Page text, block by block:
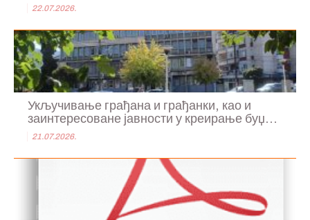
22.07.2026.
Укључивање грађана и грађанки, као и
заинтересоване јавности у креирање буџ...
21.07.2026.